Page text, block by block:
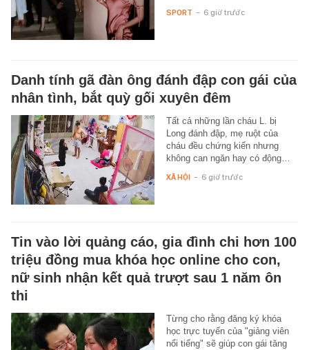
SPORT - 6 giờ trước
Danh tính gã đàn ông đánh đập con gái của
nhân tình, bắt quỳ gối xuyên đêm
Tất cả những lần cháu L. bị
Long đánh đập, mẹ ruột của
cháu đều chứng kiến nhưng
không can ngăn hay có động…
XÃ HỘI - 6 giờ trước
Tin vào lời quảng cáo, gia đình chi hơn 100
triệu đồng mua khóa học online cho con,
nữ sinh nhận kết quả trượt sau 1 năm ôn
thi
Từng cho rằng đăng ký khóa
học trực tuyến của "giảng viên
nổi tiếng" sẽ giúp con gái tăng